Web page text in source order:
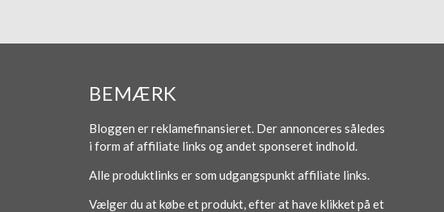
BEMÆRK
Bloggen er reklamefinansieret. Der annonceres således
i form af affiliate links og andet sponseret indhold.
Alle produktlinks er som udgangspunkt affiliate links.
Vælger du at købe et produkt, efter at have klikket på et